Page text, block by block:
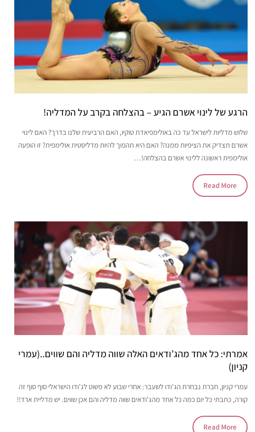
הרגע של לינוי אשרם הגיע – בהצלחה בקרב על המדליה!
שלוש מדליות לישראל עד כה באולימפיאדת טוקיו, האם הרביעית שלנו בדרך? האם לינוי
אשרם תצדיק את הציפיות ממנה? האם היא תהפוך להיות מדליסטית אולימפית? זו הופעה
אולימפית ראשונה ללינוי אשרם בהצלחה!…
Read More
אמרתי: כל אחד מהג’ודאים האלה שווה מדליה והם שווים..(עמרי
קניון)
עמרי קניון, חברת נבחרת הג’ודו לשעבר: אחרי שבוע לא פשוט לג’ודו הישראלי סוף סוף זה
קורה, כתבתי כל יום כמה כל אחד מהג’ודאים שווה מדליה והם אכן שווים. יש מדליית ארד!!
Read More